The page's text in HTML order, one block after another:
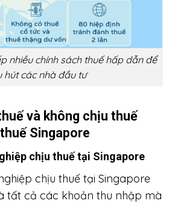
nhiều chính sách thuế hấp dẫn để
hút các nhà đầu tư
và không chịu thuế
Singapore
chịu thuế tại Singapore
chịu thuế tại Singapore
tất cả các khoản thu nhập mà